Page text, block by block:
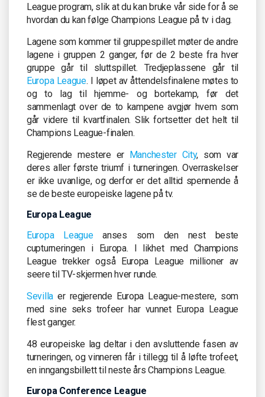
League program, slik at du kan bruke vår side for å se
hvordan du kan følge Champions League på tv i dag.
Lagene som kommer til gruppespillet møter de andre
lagene i gruppen 2 ganger, før de 2 beste fra hver
gruppe går til sluttspillet. Tredjeplassene går til
Europa League. I løpet av åttendelsfinalene møtes to
og to lag til hjemme- og bortekamp, før det
sammenlagt over de to kampene avgjør hvem som
går videre til kvartfinalen. Slik fortsetter det helt til
Champions League-finalen.
Regjerende mestere er Manchester City, som var
deres aller første triumf i turneringen. Overraskelser
er ikke uvanlige, og derfor er det alltid spennende å
se de beste europeiske lagene på tv.
Europa League
Europa Leagueanses som den nest beste
cupturneringen i Europa. I likhet med Champions
League trekker også Europa League millioner av
seere til TV-skjermen hver runde.
Sevillaer regjerende Europa League-mestere, som
med sine seks trofeer har vunnet Europa League
flest ganger.
48 europeiske lag deltar i den avsluttende fasen av
turneringen, og vinneren får i tillegg til å løfte trofeet,
en inngangsbillett til neste års Champions League.
Europa Conference League